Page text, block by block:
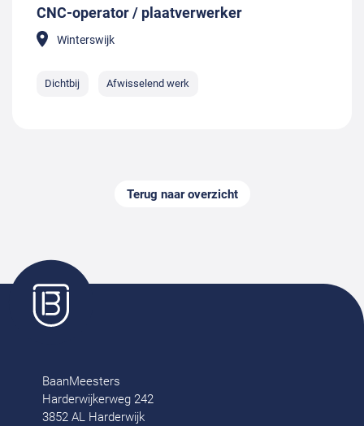
CNC-operator / plaatverwerker
Winterswijk
Dichtbij Afwisselend werk
Terug naar overzicht
BaanMeesters
Harderwijkerweg 242
3852 AL Harderwijk